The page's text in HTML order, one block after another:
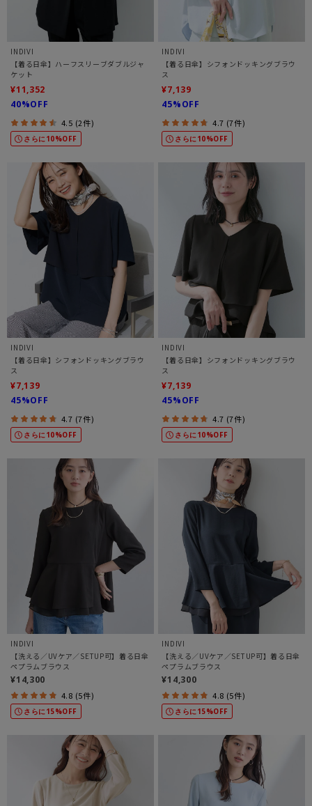
INDIVI
【着る日傘】ハーフスリーブダブルジャ
ケット
¥11,352
40%OFF
4.5 (2件)
さらに10%OFF
INDIVI
【着る日傘】シフォンドッキングブラウ
ス
¥7,139
45%OFF
4.7 (7件)
さらに10%OFF
INDIVI
【着る日傘】シフォンドッキングブラウ
ス
¥7,139
45%OFF
4.7 (7件)
さらに10%OFF
INDIVI
【着る日傘】シフォンドッキングブラウ
ス
¥7,139
45%OFF
4.7 (7件)
さらに10%OFF
INDIVI
【洗える／UVケア／SETUP可】着る日傘
ペプラムブラウス
¥14,300
4.8 (5件)
さらに15%OFF
INDIVI
【洗える／UVケア／SETUP可】着る日傘
ペプラムブラウス
¥14,300
4.8 (5件)
さらに15%OFF